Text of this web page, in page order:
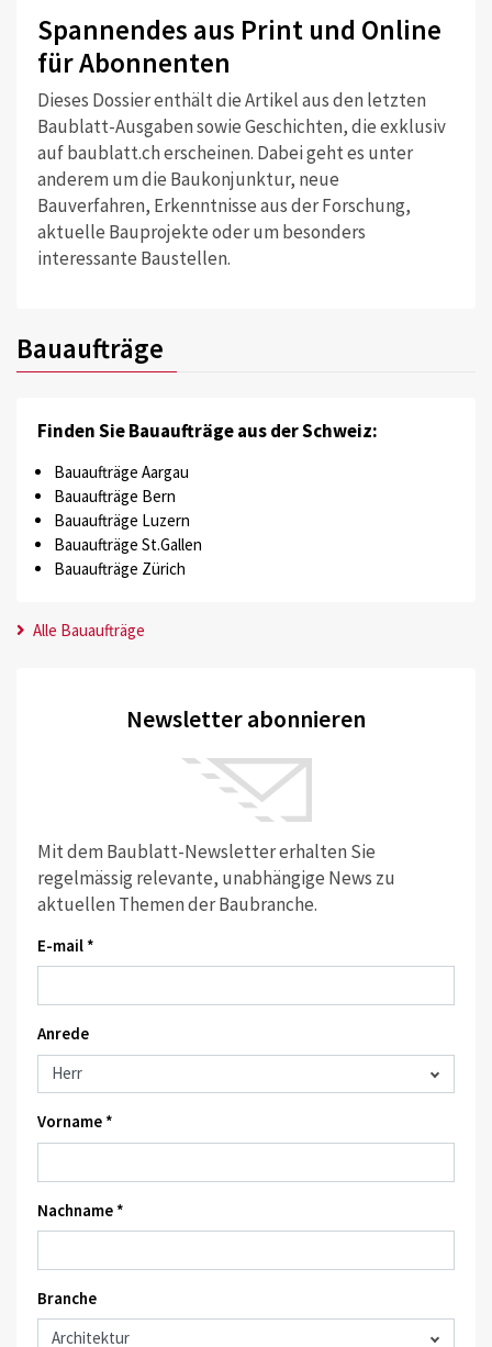
Spannendes aus Print und Online
für Abonnenten
Dieses Dossier enthält die Artikel aus den letzten
Baublatt-Ausgaben sowie Geschichten, die exklusiv
auf baublatt.ch erscheinen. Dabei geht es unter
anderem um die Baukonjunktur, neue
Bauverfahren, Erkenntnisse aus der Forschung,
aktuelle Bauprojekte oder um besonders
interessante Baustellen.
Bauaufträge
Finden Sie Bauaufträge aus der Schweiz:
Bauaufträge Aargau
Bauaufträge Bern
Bauaufträge Luzern
Bauaufträge St.Gallen
Bauaufträge Zürich
Alle Bauaufträge
Newsletter abonnieren
Mit dem Baublatt-Newsletter erhalten Sie
regelmässig relevante, unabhängige News zu
aktuellen Themen der Baubranche.
E-mail *
Anrede
Vorname *
Nachname *
Branche